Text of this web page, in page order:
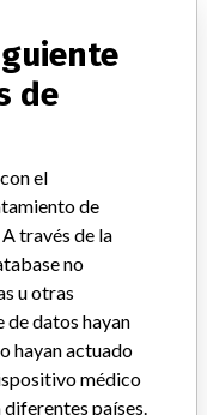
CALIBRATOR KITS
CANADA L.P.
L.P.
MISSISSAUGA
de
el
de
través de la
no
u otras
de datos hayan
hayan actuado
médico
países.